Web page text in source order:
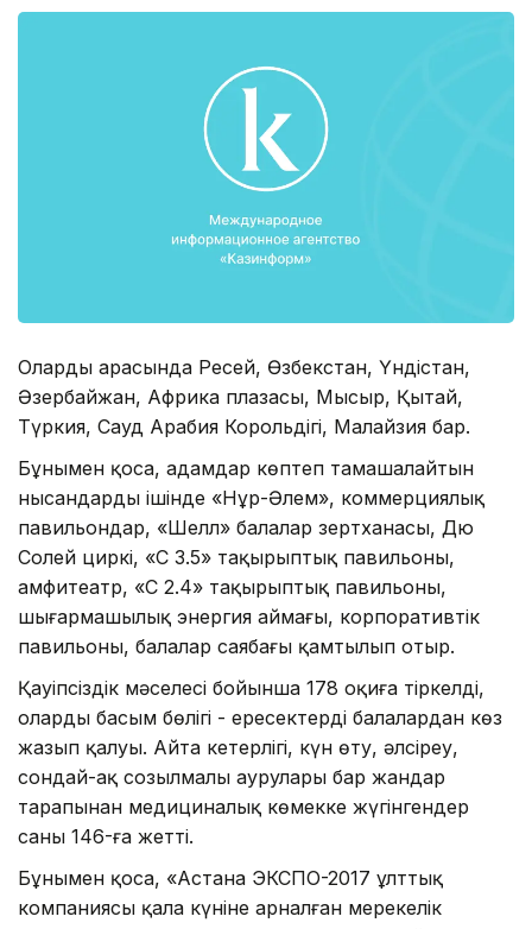
Олардың арасында Ресей, Өзбекстан, Үндістан,
Әзербайжан, Африка плазасы, Мысыр, Қытай,
Түркия, Сауд Арабия Корольдігі, Малайзия бар.
Бұнымен қоса, адамдар көптеп тамашалайтын
нысандардың ішінде «Нұр-Әлем», коммерциялық
павильондар, «Шелл» балалар зертханасы, Дю
Солей циркі, «С 3.5» тақырыптық павильоны,
амфитеатр, «С 2.4» тақырыптық павильоны,
шығармашылық энер­гия аймағы, корпоративтік
павильоны, балалар саябағы қамтылып отыр.
Қауіпсіздік мәселесі бойынша 178 оқиға тіркелді,
олардың басым бөлігі - ересектердің балалардан көз
жазып қалуы. Айта кетерлігі, күн өту, әлсіреу,
сондай-ақ созылмалы аурулары бар жандар
тарапынан медициналық көмекке жүгінгендер
саны 146-ға жетті.
Бұнымен қоса, «Астана ЭКСПО-2017 ұлт­тық
компаниясы қала күніне арналған мере­келік